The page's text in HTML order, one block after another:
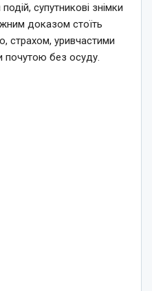
супутникові знімки
доказом стоїть
страхом, уривчастими
без осуду.